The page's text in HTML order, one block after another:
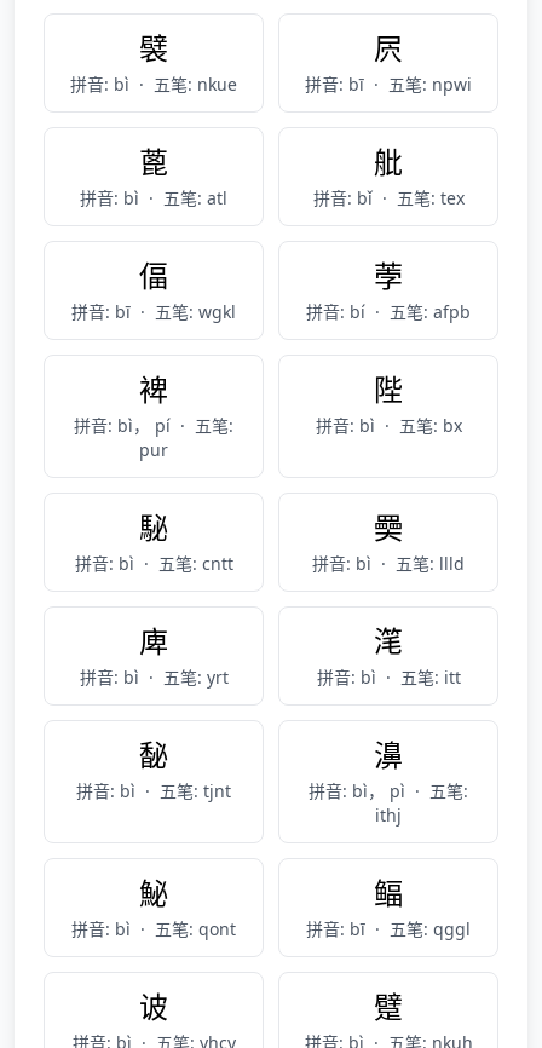
襞
拼音: bì · 五笔: nkue
屄
拼音: bī · 五笔: npwi
蓖
拼音: bì · 五笔: atl
舭
拼音: bǐ · 五笔: tex
偪
拼音: bī · 五笔: wgkl
荸
拼音: bí · 五笔: afpb
裨
拼音: bì， pí · 五笔:
pur
陛
拼音: bì · 五笔: bx
駜
拼音: bì · 五笔: cntt
奰
拼音: bì · 五笔: llld
庳
拼音: bì · 五笔: yrt
滗
拼音: bì · 五笔: itt
馝
拼音: bì · 五笔: tjnt
濞
拼音: bì， pì · 五笔:
ithj
鮅
拼音: bì · 五笔: qont
鲾
拼音: bī · 五笔: qggl
诐
拼音: bì · 五笔: yhcy
躄
拼音: bì · 五笔: nkuh